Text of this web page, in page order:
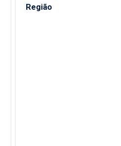
Região